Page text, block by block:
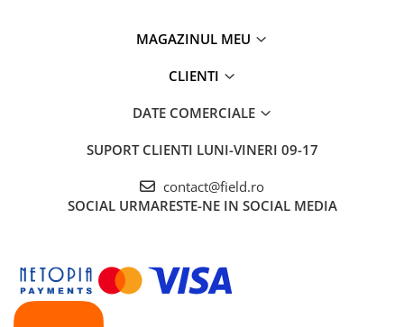
MAGAZINUL MEU
CLIENTI
DATE COMERCIALE
SUPORT CLIENTI LUNI-VINERI 09-17
contact@field.ro
SOCIAL URMARESTE-NE IN SOCIAL MEDIA